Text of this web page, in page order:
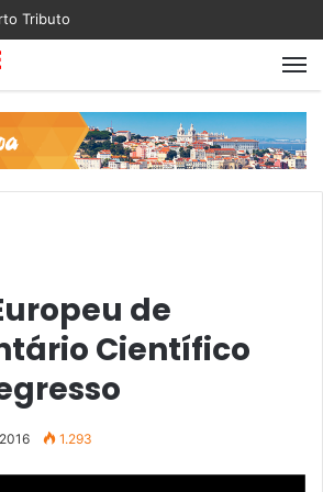
Tributo
de
Científico
1.293